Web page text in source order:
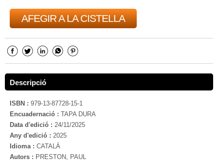
AFEGIR A LA CISTELLA
Descripció
ISBN : 979-13-87728-15-1
Encuadernació : TAPA DURA
Data d'edició : 24/11/2025
Any d'edició : 2025
Idioma : CATALÀ
Autors : PRESTON, PAUL